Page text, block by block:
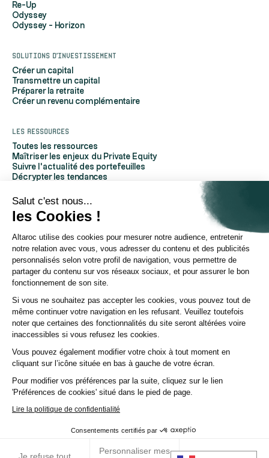
Salut c'est nous...
les Cookies !
Altaroc utilise des cookies pour mesurer notre audience, entretenir
notre relation avec vous, vous adresser du contenu et des publicités
personnalisés selon votre profil de navigation, vous permettre de
partager du contenu sur vos réseaux sociaux, et pour assurer le bon
fonctionnement de son site.
Si vous ne souhaitez pas accepter les cookies, vous pouvez tout de
même continuer votre navigation en les refusant. Veuillez toutefois
noter que certaines des fonctionnalités du site seront altérées voire
inaccessibles si vous refusez les cookies.
Vous pouvez également modifier votre choix à tout moment en
cliquant sur l’icône située en bas à gauche de votre écran.
Pour modifier vos préférences par la suite, cliquez sur le lien
'Préférences de cookies' situé dans le pied de page.
Lire la politique de confidentialité
Consentements certifiés par
Je refuse tout
Personnaliser mes
J’accepte tout
RGPD
Re-Up
Odyssey
Odyssey - Horizon
Solutions d'investissement
Créer un capital
Transmettre un capital
Préparer la retraite
Créer un revenu complémentaire
Les ressources
Toutes les ressources
Maîtriser les enjeux du Private Equity
Suivre l'actualité des portefeuilles
Décrypter les tendances
Comprendre le Private Equity
Glossaire
À propos d'Altaroc
Qui sommes-nous
Nous contacter
Espace partenaires
Espace presse
Politique ESG
Chaîne YouTube
Page Linkedin
© Altaroc 2021 -2026
Pays: Country Langue:LANG
Vos préférences de cookiesPolitique de confidentialité